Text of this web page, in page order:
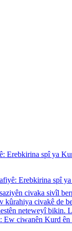
Erebkirina spî ya
civaka sivîl
kûrahiya civakê de
neteweyî bikin.
Ew ciwanên Kurd ên